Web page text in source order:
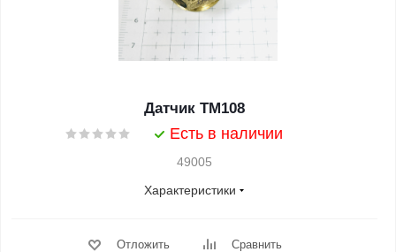
Датчик ТМ108
Есть в наличии
49005
Характеристики
Отложить Сравнить